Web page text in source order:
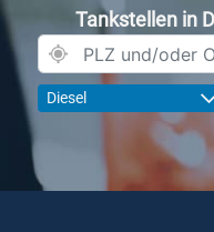
Tankstellen in
Diesel